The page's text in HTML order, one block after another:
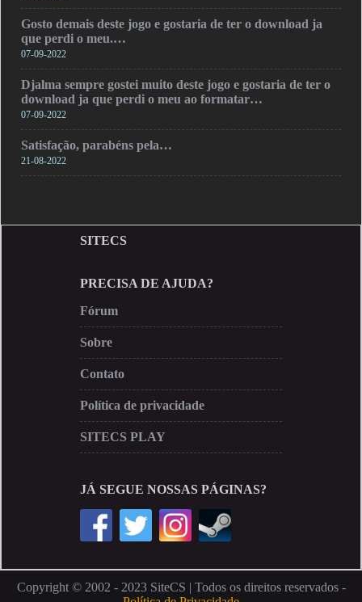
Gosto demais deste jogo e gostaria de ter o download ja
que perdi o meu.…
07-09-2022
Djalma sempre gostei muito deste jogo e gostaria de ter o
download ja que perdi o meu ao formatar…
07-09-2022
Satisfação, parabéns pela…
21-08-2022
SITECS
PRECISA DE AJUDA?
Fórum
Sobre
Contato
Política de privacidade
SITECS PLAY
JÁ SEGUE NOSSAS PÁGINAS?
Copyright © 2002 - 2023 SiteCS | Todos os direitos reservados -